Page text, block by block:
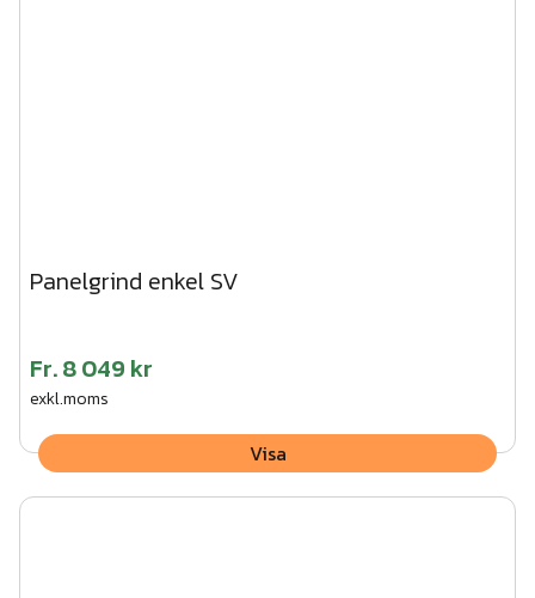
Panelgrind enkel SV
Fr.8 049 kr
exkl.moms
Visa